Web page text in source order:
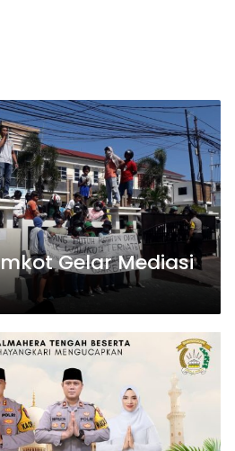
Cari Solusi, Pemkot Gelar Mediasi